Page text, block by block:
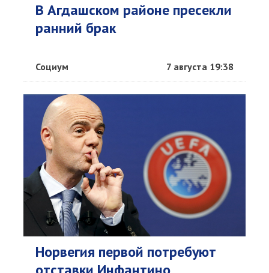
В Агдашском районе пресекли
ранний брак
Социум 7 августа 19:38
Норвегия первой потребуют